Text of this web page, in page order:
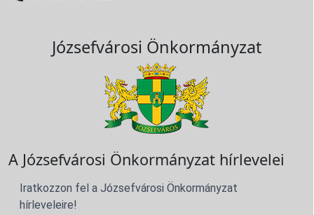
Józsefvárosi Önkormányzat
A Józsefvárosi Önkormányzat hírlevelei
Iratkozzon fel a Józsefvárosi Önkormányzat
hírleveleire!